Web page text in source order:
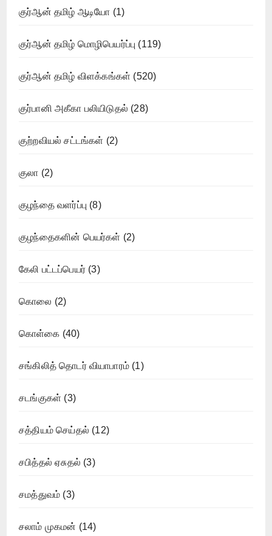
குர்ஆன் தமிழ் ஆடியோ (1)
குர்ஆன் தமிழ் மொழிபெயர்ப்பு (119)
குர்ஆன் தமிழ் விளக்கங்கள் (520)
குர்பானி அகீகா பலியிடுதல் (28)
குற்றவியல் சட்டங்கள் (2)
குலா (2)
குழந்தை வளர்ப்பு (8)
குழந்தைகளின் பெயர்கள் (2)
கேலி பட்டப்பெயர் (3)
கொலை (2)
கொள்கை (40)
சங்கிலித் தொடர் வியாபாரம் (1)
சடங்குகள் (3)
சத்தியம் செய்தல் (12)
சபித்தல் ஏசுதல் (3)
சமத்துவம் (3)
சலாம் முகமன் (14)